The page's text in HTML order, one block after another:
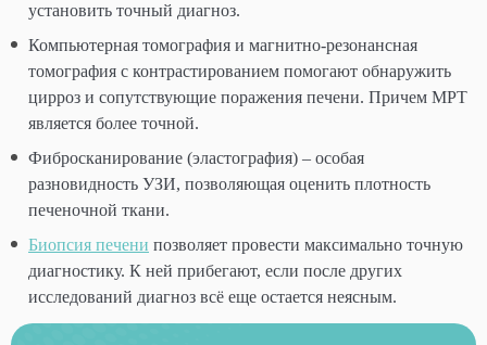
установить точный диагноз.
Компьютерная томография и магнитно-резонансная
томография с контрастированием помогают обнаружить
цирроз и сопутствующие поражения печени. Причем МРТ
является более точной.
Фибросканирование (эластография) – особая
разновидность УЗИ, позволяющая оценить плотность
печеночной ткани.
Биопсия печени позволяет провести максимально точную
диагностику. К ней прибегают, если после других
исследований диагноз всё еще остается неясным.